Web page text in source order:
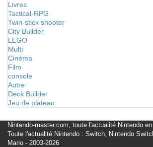
Livres
Tactical-RPG
Twin-stick shooter
City Builder
LEGO
Multi
Cinéma
Film
console
Autre
Deck Builder
Jeu de plateau
Nintendo-master.com, toute l'actualité Nintendo
Toute l'actualité Nintendo : Switch, Nintendo
Mario - 2003-2026